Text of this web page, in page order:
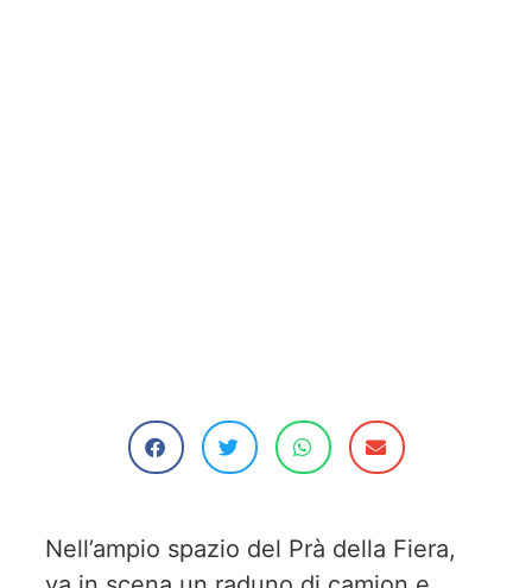
Nell’ampio spazio del Prà della Fiera,